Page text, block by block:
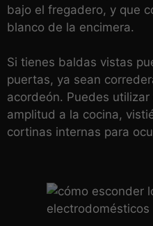
bajo el fregadero, y que
blanco de la encimera.
Si tienes baldas vistas
puertas, ya sean
acordeón. Puedes
amplitud a la cocina,
cortinas internas para